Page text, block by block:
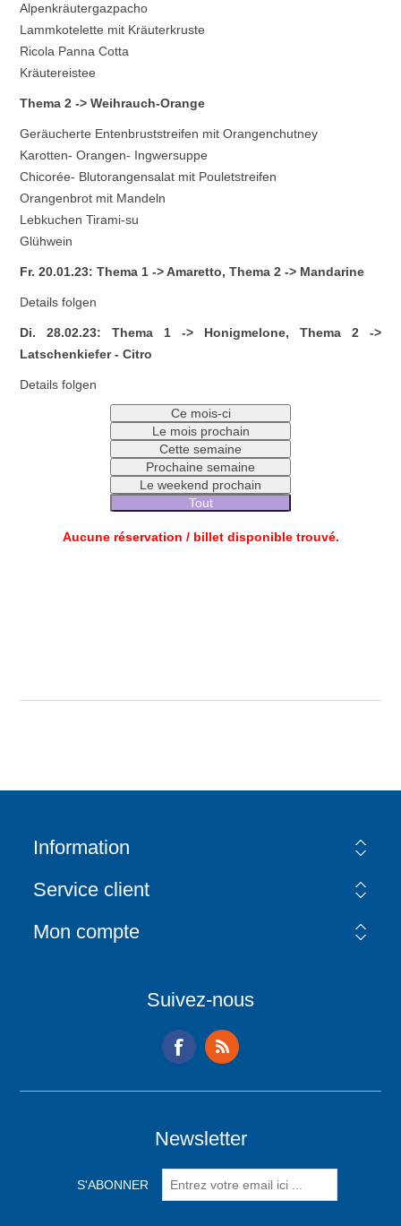
Alpenkräutergazpacho
Lammkotelette mit Kräuterkruste
Ricola Panna Cotta
Kräutereistee
Thema 2 -> Weihrauch-Orange
Geräucherte Entenbruststreifen mit Orangenchutney
Karotten- Orangen- Ingwersuppe
Chicorée- Blutorangensalat mit Pouletstreifen
Orangenbrot mit Mandeln
Lebkuchen Tirami-su
Glühwein
Fr. 20.01.23: Thema 1 -> Amaretto, Thema 2 -> Mandarine
Details folgen
Di. 28.02.23: Thema 1 -> Honigmelone, Thema 2 ->
Latschenkiefer - Citro
Details folgen
Ce mois-ci
Le mois prochain
Cette semaine
Prochaine semaine
Le weekend prochain
Tout
Aucune réservation / billet disponible trouvé.
Information
Service client
Mon compte
Suivez-nous
Newsletter